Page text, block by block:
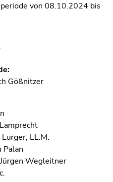
von 08.10.2024 bis
Gößnitzer
LL.M.
Palan
Wegleitner